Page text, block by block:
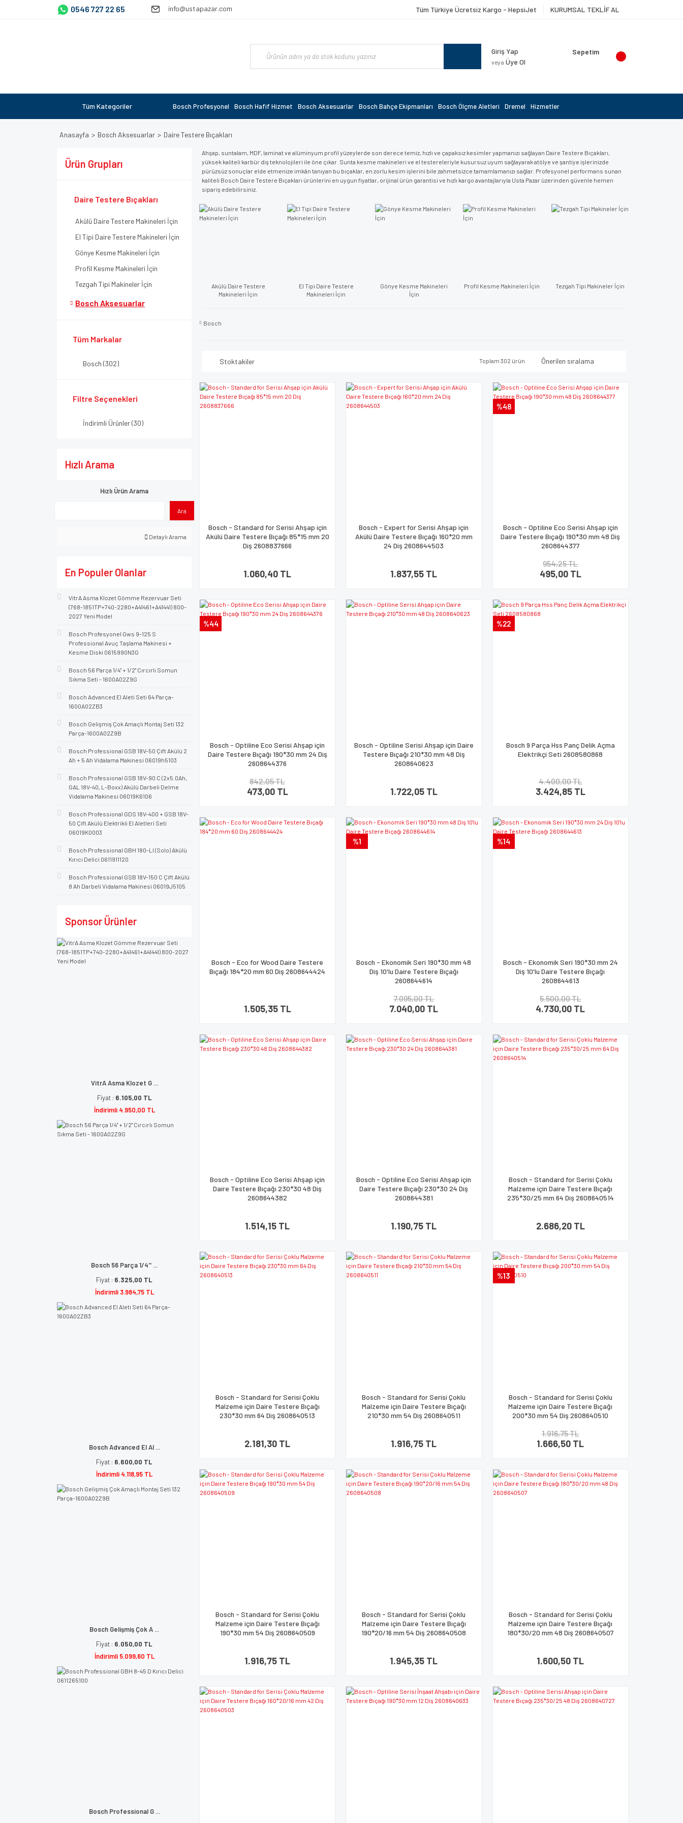
0546 727 22 65 info@ustapazar.com Tüm Türkiye Ücretsiz Kargo - HepsiJet KURUMSAL TEKLİF AL
Giriş Yap
veya Üye Ol
Sepetim
Tüm Kategoriler Bosch Profesyonel Bosch Hafif Hizmet Bosch Aksesuarlar Bosch Bahçe Ekipmanları Bosch Ölçme Aletleri Dremel Hizmetler
Anasayfa Bosch Aksesuarlar Daire Testere Bıçakları
Ürün Grupları
Daire Testere Bıçakları
Akülü Daire Testere Makineleri İçin
El Tipi Daire Testere Makineleri İçin
Gönye Kesme Makineleri İçin
Profil Kesme Makineleri İçin
Tezgah Tipi Makineler İçin
Bosch Aksesuarlar
Tüm Markalar
Bosch (302)
Filtre Seçenekleri
İndirimli Ürünler (30)
Hızlı Arama
Hızlı Ürün Arama
Ara
Detaylı Arama
En Populer Olanlar
VitrA Asma Klozet Gömme Rezervuar Seti
(768-1851TP+740-2280+A41461+A41441) 800-
2027 Yeni Model
Bosch Profesyonel Gws 9-125 S
Professional Avuç Taşlama Makinesi +
Kesme Diski 0615990N3G
Bosch 56 Parça 1/4'' + 1/2'' Cırcırlı Somun
Sıkma Seti - 1600A02Z9G
Bosch Advanced El Aleti Seti 64 Parça-
1600A02ZB3
Bosch Gelişmiş Çok Amaçlı Montaj Seti 132
Parça-1600A02Z9B
Bosch Professional GSB 18V-50 Çift Akülü 2
Ah + 5 Ah Vidalama Makinesi 06019h5103
Bosch Professional GSB 18V-90 C (2x5.0Ah,
GAL 18V-40, L-Boxx) Akülü Darbeli Delme
Vidalama Makinesi 06019K6106
Bosch Professional GDS 18V-400 + GSB 18V-
50 Çift Akülü Elektrikli El Aletleri Seti
06019K0003
Bosch Professional GBH 180-LI (Solo) Akülü
Kırıcı Delici 0611911120
Bosch Professional GSB 18V-150 C Çift Akülü
8 Ah Darbeli Vidalama Makinesi 06019J5105
Sponsor Ürünler
VitrA Asma Klozet G ...
Fiyat : 6.105,00 TL
İndirimli 4.950,00 TL
Bosch 56 Parça 1/4'' ...
Fiyat : 6.325,00 TL
İndirimli 3.984,75 TL
Bosch Advanced El Al ...
Fiyat : 6.600,00 TL
İndirimli 4.118,95 TL
Bosch Gelişmiş Çok A ...
Fiyat : 6.050,00 TL
İndirimli 5.099,60 TL
Bosch Professional G ...
Ahşap, suntalam, MDF, laminat ve alüminyum profil yüzeylerde son derece temiz, hızlı ve çapaksız kesimler yapmanızı sağlayan Daire Testere Bıçakları,
yüksek kaliteli karbür diş teknolojileri ile öne çıkar. Sunta kesme makineleri ve el testereleriyle kusursuz uyum sağlayarak atölye ve şantiye işlerinizde
pürüzsüz sonuçlar elde etmenize imkân tanıyan bu bıçaklar, en zorlu kesim işlerini bile zahmetsizce tamamlamanızı sağlar. Profesyonel performans sunan
kaliteli Bosch Daire Testere Bıçakları ürünlerini en uygun fiyatlar, orijinal ürün garantisi ve hızlı kargo avantajlarıyla Usta Pazar üzerinden güvenle hemen
sipariş edebilirsiniz.
Akülü Daire Testere
Makineleri İçin
El Tipi Daire Testere
Makineleri İçin
Gönye Kesme Makineleri
İçin
Profil Kesme Makineleri İçin Tezgah Tipi Makineler İçin
Bosch
Stoktakiler Toplam 302 ürün
Bosch - Standard for Serisi Ahşap için
Akülü Daire Testere Bıçağı 85*15 mm 20
Diş 2608837666
1.060,40 TL
Bosch - Expert for Serisi Ahşap için
Akülü Daire Testere Bıçağı 160*20 mm
24 Diş 2608644503
1.837,55 TL
%48
Bosch - Optiline Eco Serisi Ahşap için
Daire Testere Bıçağı 190*30 mm 48 Diş
2608644377
954,25 TL
495,00 TL
%44
Bosch - Optiline Eco Serisi Ahşap için
Daire Testere Bıçağı 190*30 mm 24 Diş
2608644376
842,05 TL
473,00 TL
Bosch - Optiline Serisi Ahşap için Daire
Testere Bıçağı 210*30 mm 48 Diş
2608640623
1.722,05 TL
%22
Bosch 9 Parça Hss Panç Delik Açma
Elektrikçi Seti 2608580868
4.400,00 TL
3.424,85 TL
Bosch - Eco for Wood Daire Testere
Bıçağı 184*20 mm 60 Diş 2608644424
1.505,35 TL
%1
Bosch - Ekonomik Seri 190*30 mm 48
Diş 10'lu Daire Testere Bıçağı
2608644614
7.095,00 TL
7.040,00 TL
%14
Bosch - Ekonomik Seri 190*30 mm 24
Diş 10'lu Daire Testere Bıçağı
2608644613
5.500,00 TL
4.730,00 TL
Bosch - Optiline Eco Serisi Ahşap için
Daire Testere Bıçağı 230*30 48 Diş
2608644382
1.514,15 TL
Bosch - Optiline Eco Serisi Ahşap için
Daire Testere Bıçağı 230*30 24 Diş
2608644381
1.190,75 TL
Bosch - Standard for Serisi Çoklu
Malzeme için Daire Testere Bıçağı
235*30/25 mm 64 Diş 2608640514
2.686,20 TL
Bosch - Standard for Serisi Çoklu
Malzeme için Daire Testere Bıçağı
230*30 mm 64 Diş 2608640513
2.181,30 TL
Bosch - Standard for Serisi Çoklu
Malzeme için Daire Testere Bıçağı
210*30 mm 54 Diş 2608640511
1.916,75 TL
%13
Bosch - Standard for Serisi Çoklu
Malzeme için Daire Testere Bıçağı
200*30 mm 54 Diş 2608640510
1.916,75 TL
1.666,50 TL
Bosch - Standard for Serisi Çoklu
Malzeme için Daire Testere Bıçağı
190*30 mm 54 Diş 2608640509
1.916,75 TL
Bosch - Standard for Serisi Çoklu
Malzeme için Daire Testere Bıçağı
190*20/16 mm 54 Diş 2608640508
1.945,35 TL
Bosch - Standard for Serisi Çoklu
Malzeme için Daire Testere Bıçağı
180*30/20 mm 48 Diş 2608640507
1.600,50 TL